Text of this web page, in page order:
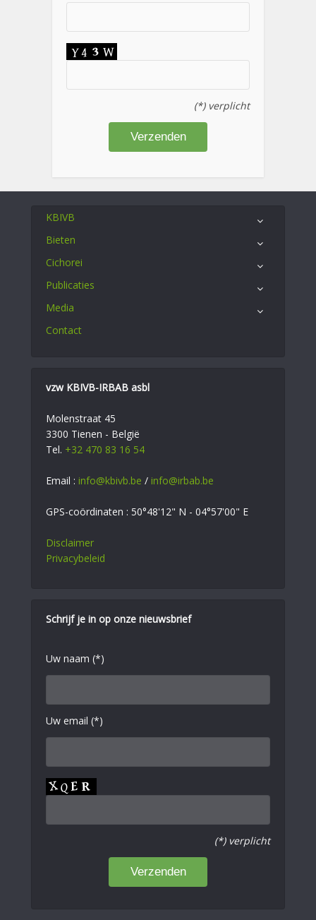
(*) verplicht
KBIVB
Bieten
Cichorei
Publicaties
Media
Contact
vzw KBIVB-IRBAB asbl
Molenstraat 45
3300 Tienen - België
Tel. +32 470 83 16 54
Email : info@kbivb.be / info@irbab.be
GPS-coördinaten : 50°48'12" N - 04°57'00" E
Disclaimer
Privacybeleid
Schrijf je in op onze nieuwsbrief
Uw naam (*)
Uw email (*)
(*) verplicht